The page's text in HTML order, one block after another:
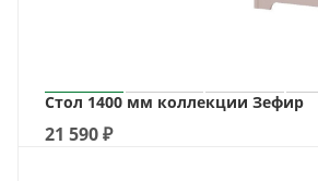
Стол 1400 мм коллекции Зефир
21 590₽